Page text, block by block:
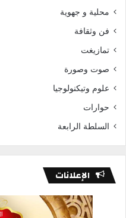
محلية و جهوية
فن وثقافة
تمازيغت
صوت وصورة
علوم وتيكنولوجيا
حوارات
السلطة الرابعة
الإعلانات